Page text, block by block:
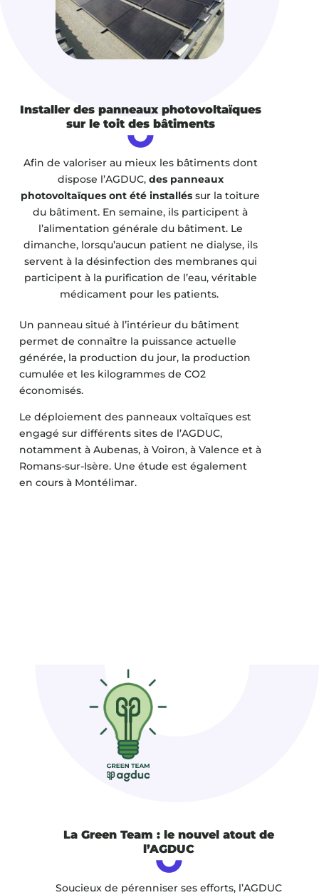
Installer des panneaux photovoltaïques
sur le toit des bâtiments
Afin de valoriser au mieux les bâtiments dont
dispose l’AGDUC, des panneaux
photovoltaïques ont été installés sur la toiture
du bâtiment. En semaine, ils participent à
l’alimentation générale du bâtiment. Le
dimanche, lorsqu’aucun patient ne dialyse, ils
servent à la désinfection des membranes qui
participent à la purification de l’eau, véritable
médicament pour les patients.
Un panneau situé à l’intérieur du bâtiment
permet de connaître la puissance actuelle
générée, la production du jour, la production
cumulée et les kilogrammes de CO2
économisés.
Le déploiement des panneaux voltaïques est
engagé sur différents sites de l’AGDUC,
notamment à Aubenas, à Voiron, à Valence et à
Romans-sur-Isère. Une étude est également
en cours à Montélimar.
La Green Team : le nouvel atout de
l’AGDUC
Soucieux de pérenniser ses efforts, l’AGDUC